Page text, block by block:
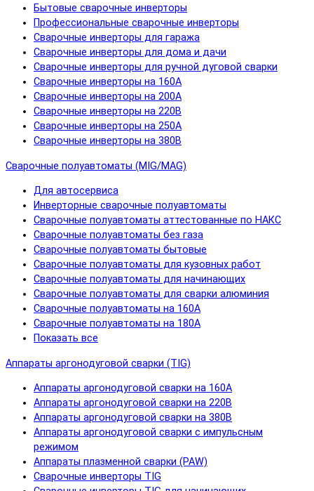
Бытовые сварочные инверторы
Профессиональные сварочные инверторы
Сварочные инверторы для гаража
Сварочные инверторы для дома и дачи
Сварочные инверторы для ручной дуговой сварки
Сварочные инверторы на 160А
Сварочные инверторы на 200А
Сварочные инверторы на 220В
Сварочные инверторы на 250А
Сварочные инверторы на 380В
Сварочные полуавтоматы (MIG/MAG)
Для автосервиса
Инверторные сварочные полуавтоматы
Сварочные полуавтоматы аттестованные по НАКС
Сварочные полуавтоматы без газа
Сварочные полуавтоматы бытовые
Сварочные полуавтоматы для кузовных работ
Сварочные полуавтоматы для начинающих
Сварочные полуавтоматы для сварки алюминия
Сварочные полуавтоматы на 160А
Сварочные полуавтоматы на 180А
Показать все
Аппараты аргонодуговой сварки (TIG)
Аппараты аргонодуговой сварки на 160А
Аппараты аргонодуговой сварки на 220В
Аппараты аргонодуговой сварки на 380В
Аппараты аргонодуговой сварки с импульсным
режимом
Аппараты плазменной сварки (PAW)
Сварочные инверторы TIG